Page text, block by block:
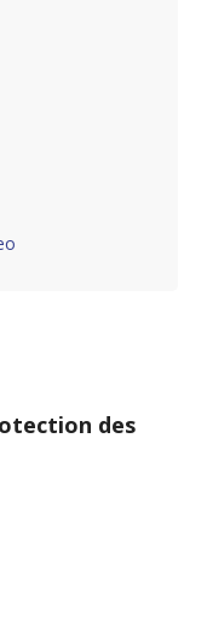
des